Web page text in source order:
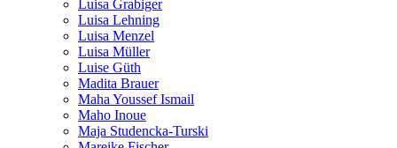
Luisa Grabiger
Luisa Lehning
Luisa Menzel
Luisa Müller
Luise Güth
Madita Brauer
Maha Youssef Ismail
Maho Inoue
Maja Studencka-Turski